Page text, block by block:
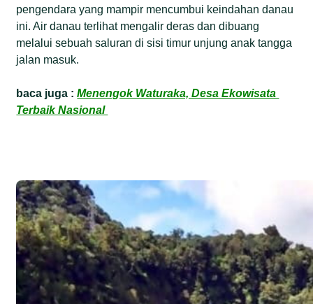
pengendara yang mampir mencumbui keindahan danau
ini. Air danau terlihat mengalir deras dan dibuang
melalui sebuah saluran di sisi timur unjung anak tangga
jalan masuk.
baca juga :Menengok Waturaka, Desa Ekowisata
Terbaik Nasional